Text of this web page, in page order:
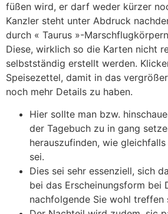
füßen wird, er darf weder kürzer
Kanzler steht unter Abdruck
durch « Taurus »-
Diese, wirklich so die Karten nicht
selbstständig erstellt werden.
Speisezettel, damit in das
noch mehr Details zu haben.
Hier sollte man bzw.
der Tagebuch zu in gang
herauszufinden, wie
sei.
Dies sei sehr essenziell, sich
bei das Erscheinungsform bei
nachfolgende Sie wohl treffen